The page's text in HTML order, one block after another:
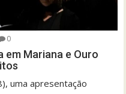
0
em Mariana e Ouro
uma apresentação